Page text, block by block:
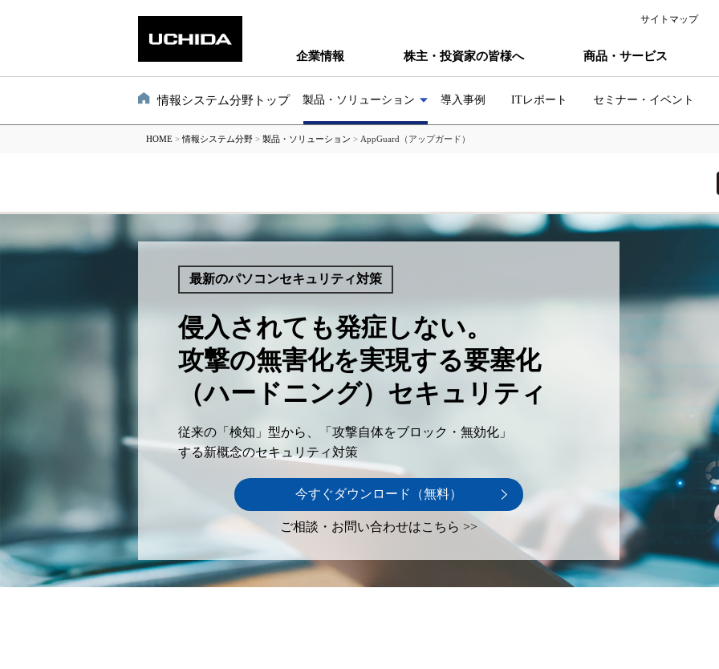
サイトマップ
企業情報 株主・投資家の皆様へ 商品・サービス
情報システム分野トップ 製品・ソリューション 導入事例 ITレポート セミナー・イベント
HOME >情報システム分野 > 製品・ソリューション > AppGuard（アップガード）
最新のパソコンセキュリティ対策
侵入されても発症しない。
攻撃の無害化を実現する要塞化
（ハードニング）セキュリティ
従来の「検知」型から、「攻撃自体をブロック・無効化」
する新概念のセキュリティ対策
今すぐダウンロード（無料）
ご相談・お問い合わせはこちら >>